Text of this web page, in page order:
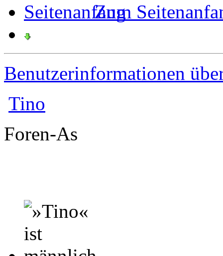
Zum
Benutzerinformationen
Tino
Foren-As